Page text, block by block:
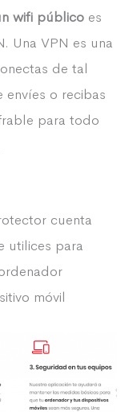
wifi público es
Una VPN es una
de tal
o recibas
para todo
cuenta
utilices para
móvil